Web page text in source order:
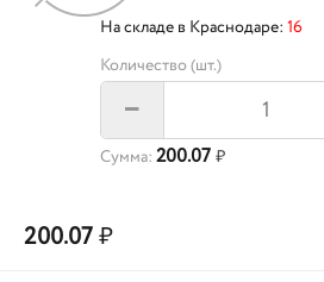
На складе в Краснодаре: 16
Количество (шт.)
–
Сумма: 200.07 ₽
200.07₽